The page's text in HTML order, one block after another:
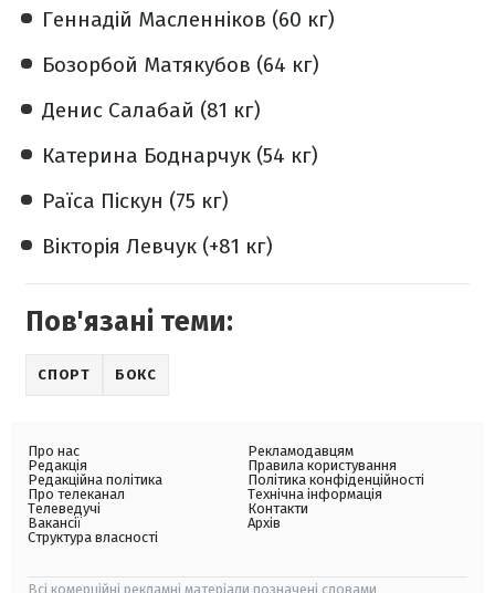
Геннадій Масленніков (60 кг)
Бозорбой Матякубов (64 кг)
Денис Салабай (81 кг)
Катерина Боднарчук (54 кг)
Раїса Піскун (75 кг)
Вікторія Левчук (+81 кг)
Пов'язані теми:
СПОРТ БОКС
Про нас
Редакція
Редакційна політика
Про телеканал
Телеведучі
Вакансії
Структура власності
Рекламодавцям
Правила користування
Політика конфіденційності
Технічна інформація
Контакти
Архів
Всі комерційні рекламні матеріали позначені словами